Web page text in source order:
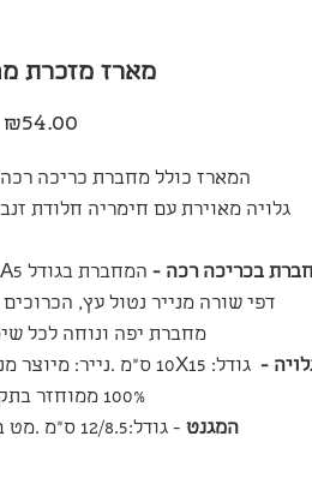
מארז מזכרת
₪54.00Price
המארז כולל מחברת כריכה
גלויה מאוירת עם חימריה חלודת
בכריכה רכה -
דפי שורה מנייר נטול עץ, הכרוכים
מחברת יפה ונוחה לכל
-
100% ממוחזר בתקן FSC.
המגנט - גודל:12/8.5 ס"מ .מט בעל פינות מעוגלות